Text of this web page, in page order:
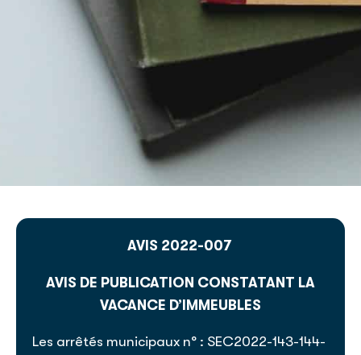
AVIS 2022-007
AVIS DE PUBLICATION CONSTATANT LA
VACANCE D’IMMEUBLES
Les arrêtés municipaux n° : SEC2022-143-144-